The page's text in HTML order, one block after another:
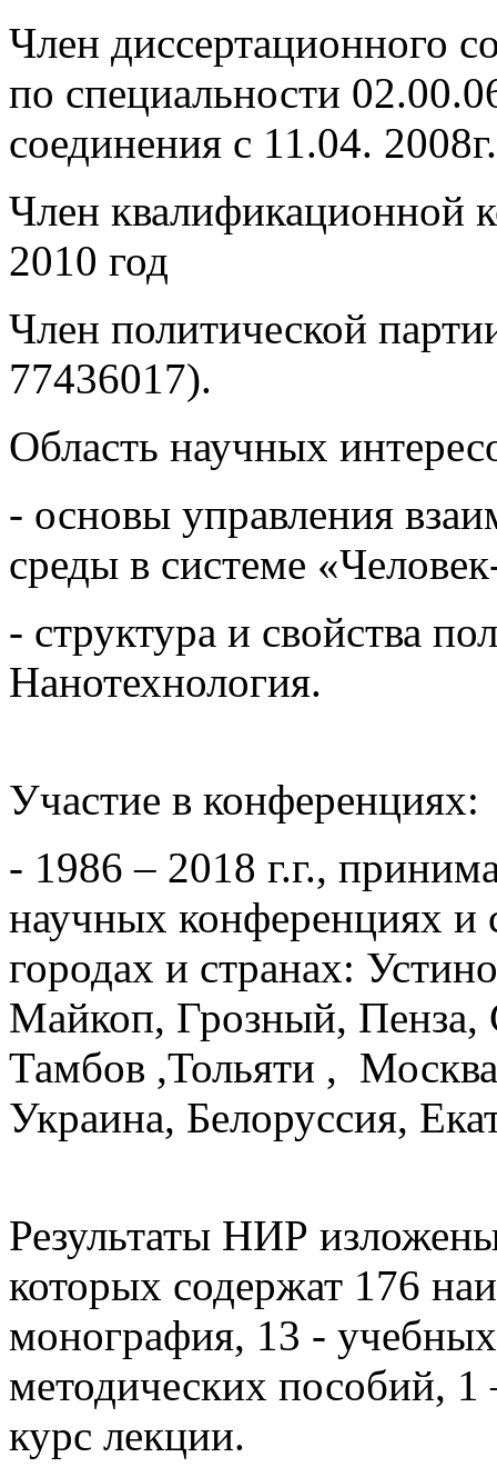
Член диссертационного
по специальности
соединения с 11.04. 2008г.
Член квалификационной
2010 год
Член политической
77436017).
Область научных
- основы управления
среды в системе
- структура и свойства
Нанотехнология.
Участие в конференциях:
- 1986 – 2018 г.г.,
научных конференциях
городах и странах:
Майкоп, Грозный, Пенза,
Тамбов ,Тольяти ,
Украина, Белоруссия,
Результаты НИР
которых содержат 176
монография, 13 -
методических пособий,
курс лекции.